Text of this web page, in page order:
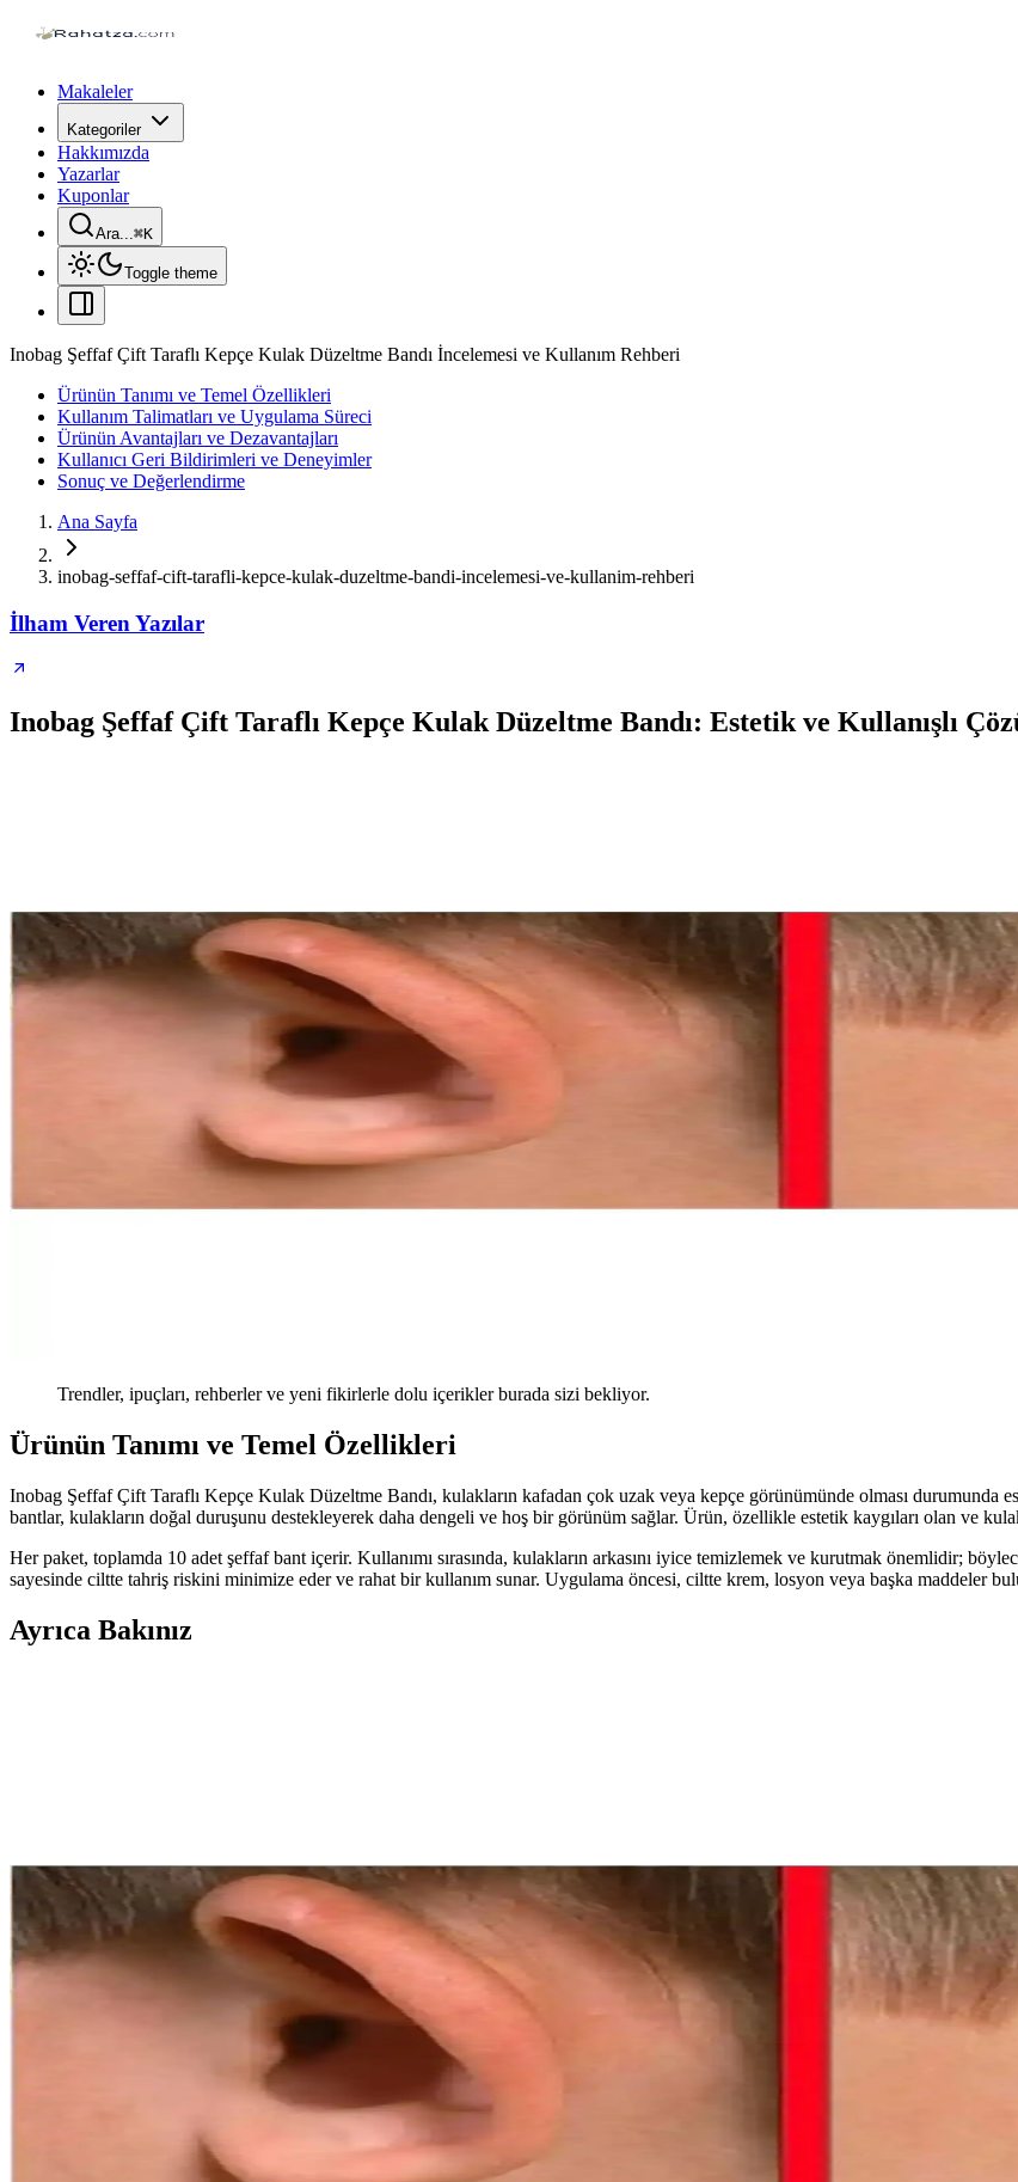
Makaleler
Kategoriler
Hakkımızda
Yazarlar
Kuponlar
Ara...⌘K
Toggle theme
Inobag Şeffaf Çift Taraflı Kepçe Kulak Düzeltme Bandı İncelemesi ve Kullanım Rehberi
Ürünün Tanımı ve Temel Özellikleri
Kullanım Talimatları ve Uygulama Süreci
Ürünün Avantajları ve Dezavantajları
Kullanıcı Geri Bildirimleri ve Deneyimler
Sonuç ve Değerlendirme
Ana Sayfa
inobag-seffaf-cift-tarafli-kepce-kulak-duzeltme-bandi-incelemesi-ve-kullanim-rehberi
İlham Veren Yazılar
Inobag Şeffaf Çift Taraflı Kepçe Kulak Düzeltme Bandı: Estetik ve Kullanışlı
Trendler, ipuçları, rehberler ve yeni fikirlerle dolu içerikler burada sizi bekliyor.
Ürünün Tanımı ve Temel Özellikleri
Inobag Şeffaf Çift Taraflı Kepçe Kulak Düzeltme Bandı, kulakların kafadan çok uzak veya kepçe görünümünde olması durumunda
bantlar, kulakların doğal duruşunu destekleyerek daha dengeli ve hoş bir görünüm sağlar. Ürün, özellikle estetik kaygıları olan ve
Her paket, toplamda 10 adet şeffaf bant içerir. Kullanımı sırasında, kulakların arkasını iyice temizlemek ve kurutmak önemlidir;
sayesinde ciltte tahriş riskini minimize eder ve rahat bir kullanım sunar. Uygulama öncesi, ciltte krem, losyon veya başka maddeler
Ayrıca Bakınız
Kulak ve Sinir Sistemi: İşitme ve Denge Mekanizmalarının Anatomik ve Fonksiyonel İncelenmesi
Kulak, işitme ve dengeyi sağlayan karmaşık sinir ağıyla donatılmıştır. Anatomisi ve sinir yolları, klinik önemiyle bu makalede detaylı
Zeytinyağının Kulak Çınlamasına Etkisi: Bilimsel Veriler ve Tedavi Yaklaşımları
Zeytinyağının kulak çınlamasına doğrudan etkisi bilimsel olarak kanıtlanmamıştır. Kulak çınlaması için uzman değerlendirmesi
VZN Yetişkin Kulak Tıkacı (Yeşil) ile Konforlu ve Etkili Kulak Koruması
VZN Yetişkin Kulak Tıkacı, ergonomik ve yumuşak yapısıyla kulakları toz, su ve enfeksiyonlardan korur. Hem çocuklar hem
Zeytinyağının Kulak Sağlığı Üzerindeki Etkisi: Bilimsel Kanıtlar ve Değerlendirme